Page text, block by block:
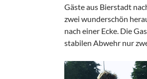
Gäste aus Bierstadt
zwei wunderschön
nach einer Ecke. Die
stabilen Abwehr nur